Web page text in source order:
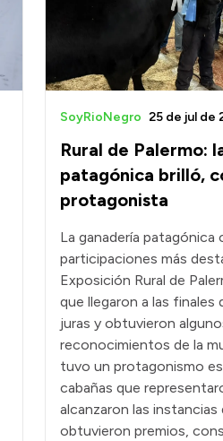
Rural de Palermo:
patagónica brilló,
protagonista
SoyRioNegro 25 de jul de
La ganadería patagónica
participaciones más
Exposición Rural de
que llegaron a las finales
juras y obtuvieron
reconocimientos de la
tuvo un protagonismo
cabañas que
alcanzaron las instancias
obtuvieron premios,